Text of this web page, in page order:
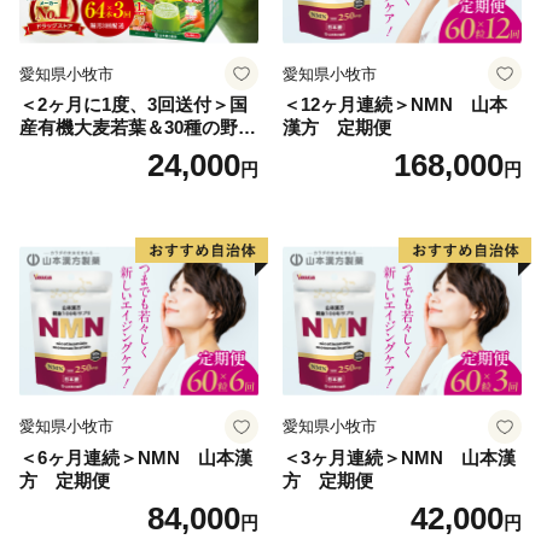
愛知県小牧市
＜2ヶ月に1度、3回送付＞国
産有機大麦若葉＆30種の野
菜 山本漢方 定期便
24,000円
愛知県小牧市
＜12ヶ月連続＞NMN 山本
漢方 定期便
168,000円
愛知県小牧市
＜6ヶ月連続＞NMN 山本漢
方 定期便
84,000円
愛知県小牧市
＜3ヶ月連続＞NMN 山本漢
方 定期便
42,000円